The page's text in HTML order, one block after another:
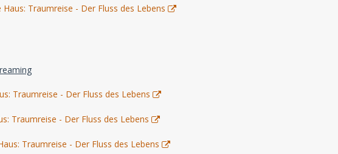
Traumreise - Der Fluss des Lebens
Traumreise - Der Fluss des Lebens
Traumreise - Der Fluss des Lebens
Traumreise - Der Fluss des Lebens